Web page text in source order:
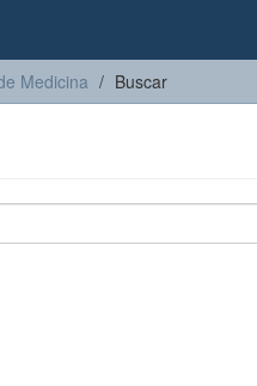
Medicina Buscar